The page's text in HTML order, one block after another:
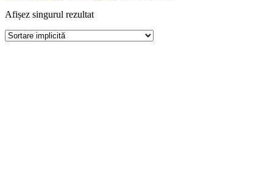
Afișez singurul rezultat